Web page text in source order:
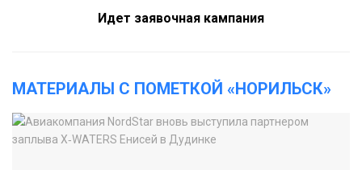
Идет заявочная кампания
МАТЕРИАЛЫ С ПОМЕТКОЙ «НОРИЛЬСК»